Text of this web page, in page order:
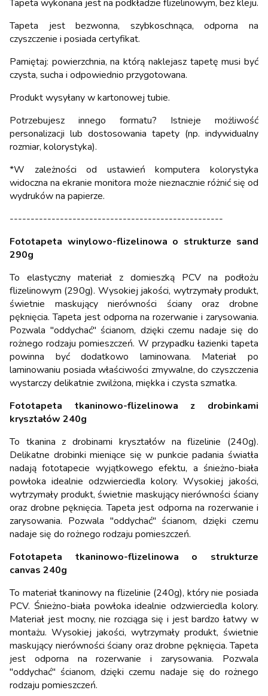
Tapeta wykonana jest na podkładzie flizelinowym, bez kleju.
Tapeta jest bezwonna, szybkoschnąca, odporna na
czyszczenie i posiada certyfikat.
Pamiętaj: powierzchnia, na którą naklejasz tapetę musi być
czysta, sucha i odpowiednio przygotowana.
Produkt wysyłany w kartonowej tubie.
Potrzebujesz innego formatu? Istnieje możliwość
personalizacji lub dostosowania tapety (np. indywidualny
rozmiar, kolorystyka).
*W zależności od ustawień komputera kolorystyka
widoczna na ekranie monitora może nieznacznie różnić się od
wydruków na papierze.
---------------------------------------------------
Fototapeta winylowo-flizelinowa o strukturze sand
290g
To elastyczny materiał z domieszką PCV na podłożu
flizelinowym (290g). Wysokiej jakości, wytrzymały produkt,
świetnie maskujący nierówności ściany oraz drobne
pęknięcia. Tapeta jest odporna na rozerwanie i zarysowania.
Pozwala "oddychać" ścianom, dzięki czemu nadaje się do
rożnego rodzaju pomieszczeń. W przypadku łazienki tapeta
powinna być dodatkowo laminowana. Materiał po
laminowaniu posiada właściwości zmywalne, do czyszczenia
wystarczy delikatnie zwilżona, miękka i czysta szmatka.
Fototapeta tkaninowo-flizelinowa z drobinkami
kryształów 240g
To tkanina z drobinami kryształów na flizelinie (240g).
Delikatne drobinki mieniące się w punkcie padania światła
nadają fototapecie wyjątkowego efektu, a śnieżno-biała
powłoka idealnie odzwierciedla kolory. Wysokiej jakości,
wytrzymały produkt, świetnie maskujący nierówności ściany
oraz drobne pęknięcia. Tapeta jest odporna na rozerwanie i
zarysowania. Pozwala "oddychać" ścianom, dzięki czemu
nadaje się do rożnego rodzaju pomieszczeń.
Fototapeta tkaninowo-flizelinowa o strukturze
canvas 240g
To materiał tkaninowy na flizelinie (240g), który nie posiada
PCV. Śnieżno-biała powłoka idealnie odzwierciedla kolory.
Materiał jest mocny, nie rozciąga się i jest bardzo łatwy w
montażu. Wysokiej jakości, wytrzymały produkt, świetnie
maskujący nierówności ściany oraz drobne pęknięcia. Tapeta
jest odporna na rozerwanie i zarysowania. Pozwala
"oddychać" ścianom, dzięki czemu nadaje się do rożnego
rodzaju pomieszczeń.